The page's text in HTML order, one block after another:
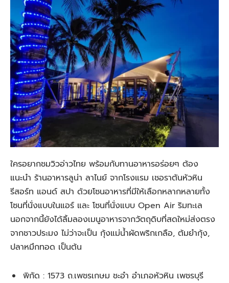
ใครอยากชมวิวอ่าวไทย พร้อมกับทานอาหารอร่อยๆ ต้อง
แนะนำ ร้านอาหารลูน่า ลาไนย์ จากโรงแรม เชอราตันหัวหิน
รีสอร์ท แอนด์ สปา ด้วยโซนอาหารที่มีให้เลือกหลากหลายทั้ง
โซนที่นั่งแบบในแอร์ และ โซนที่นั่งแบบ Open Air ริมทะเล
นอกจากนี้ยังได้ลิ้มลองเมนูอาหารจากวัตถุดิบที่สดใหม่ส่งตรง
จากชาวประมง ไม่ว่าจะเป็น กุ้งแม่น้ำผัดพริกเกลือ, ต้มยำกุ้ง,
ปลาหมึกทอด เป็นต้น
พิกัด : 1573 ถ.เพชรเกษม ชะอำ อำเภอหัวหิน เพชรบุรี